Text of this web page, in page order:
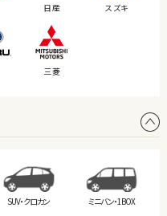
日産 スズキ
三菱
SUV・クロカン ミニバン・1BOX